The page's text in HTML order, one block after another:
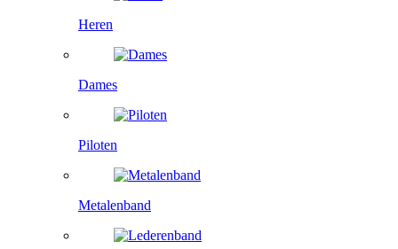
Heren
Dames
Piloten
Metalenband